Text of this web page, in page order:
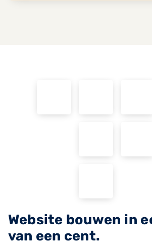
Website bouwen in
van een cent.